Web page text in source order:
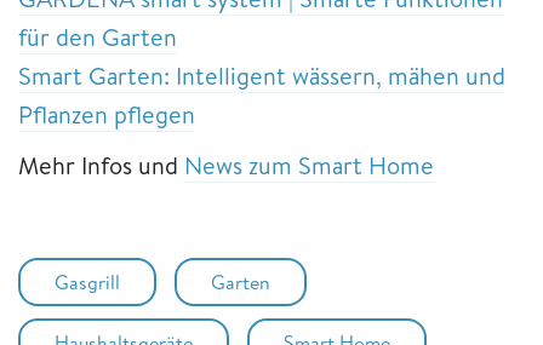
für den Garten
Smart Garten: Intelligent wässern, mähen und
Pflanzen pflegen
Mehr Infos und News zum Smart Home
Gasgrill Garten